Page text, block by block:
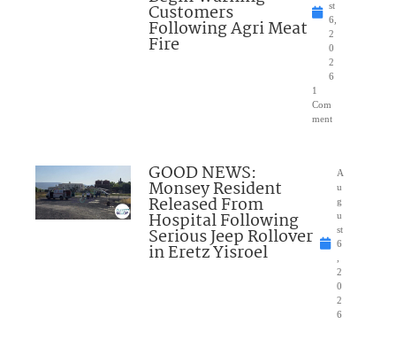
Customers
Following Agri Meat
Fire
st
6,
2
0
2
6
1
Com
ment
GOOD NEWS:
Monsey Resident
Released From
Hospital Following
Serious Jeep Rollover
in Eretz Yisroel
A
u
g
u
st
6
2
0
2
6